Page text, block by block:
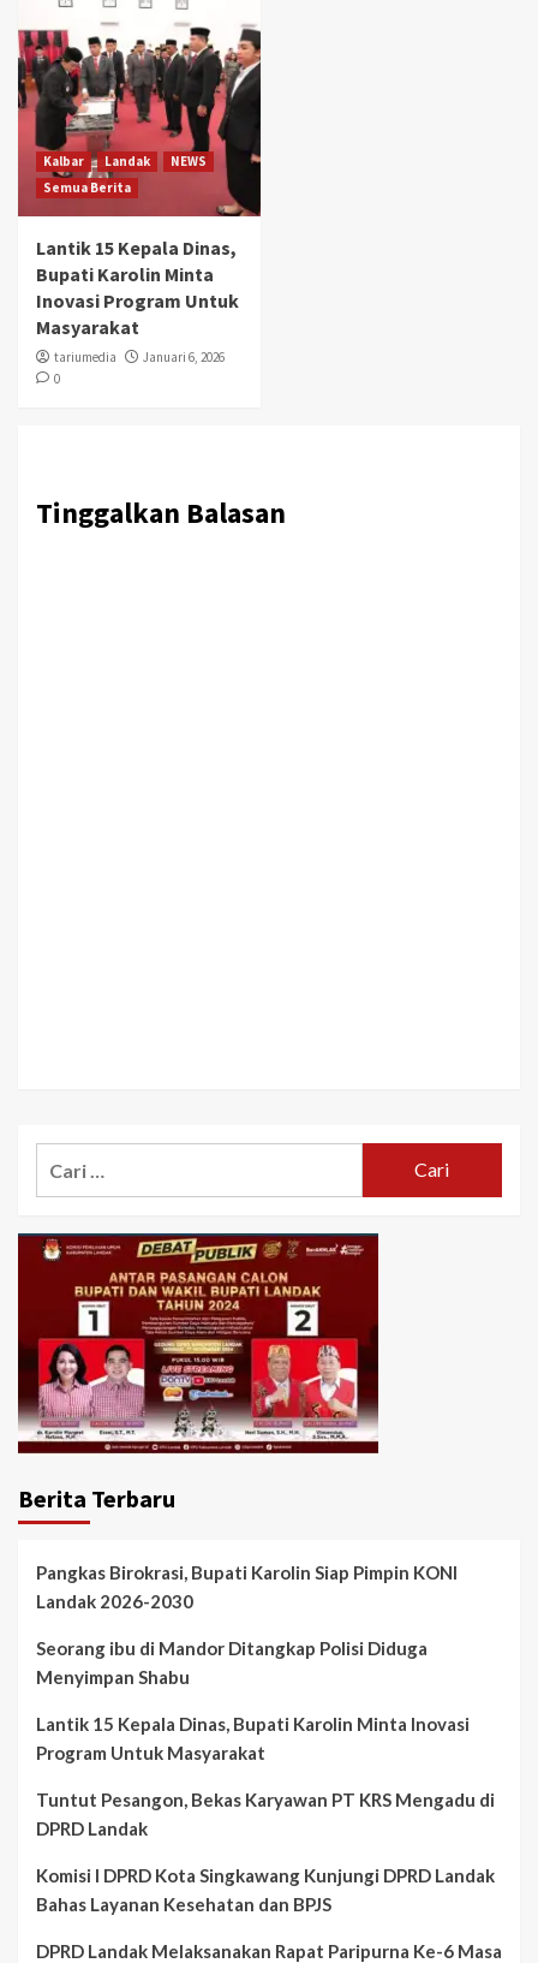
Kalbar Landak
NEWS
Semua Berita
Lantik 15 Kepala Dinas,
Bupati Karolin Minta
Inovasi Program Untuk
Masyarakat
tariumedia
Januari 6, 2026
0
Tinggalkan Balasan
Berita Terbaru
Pangkas Birokrasi, Bupati Karolin Siap Pimpin KONI
Landak 2026-2030
Seorang ibu di Mandor Ditangkap Polisi Diduga
Menyimpan Shabu
Lantik 15 Kepala Dinas, Bupati Karolin Minta Inovasi
Program Untuk Masyarakat
Tuntut Pesangon, Bekas Karyawan PT KRS Mengadu di
DPRD Landak
Komisi I DPRD Kota Singkawang Kunjungi DPRD Landak
Bahas Layanan Kesehatan dan BPJS
DPRD Landak Melaksanakan Rapat Paripurna Ke-6 Masa